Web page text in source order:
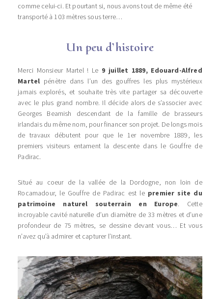
comme celui-ci. Et pourtant si, nous avons tout de même été
transporté à 103 mètres sous terre…
Un peu d’histoire
Merci Monsieur Martel ! Le 9 juillet 1889, Edouard-Alfred
Martel pénètre dans l’un des gouffres les plus mystérieux
jamais explorés, et souhaite très vite partager sa découverte
avec le plus grand nombre. Il décide alors de s’associer avec
Georges Beamish descendant de la famille de brasseurs
irlandais du même nom, pour financer son projet. De longs mois
de travaux débutent pour que le 1er novembre 1889, les
premiers visiteurs entament la descente dans le Gouffre de
Padirac.
Situé au coeur de la vallée de la Dordogne, non loin de
Rocamadour, le Gouffre de Padirac est le premier site du
patrimoine naturel souterrain en Europe. Cette
incroyable cavité naturelle d’un diamètre de 33 mètres et d’une
profondeur de 75 mètres, se dessine devant vous… Et vous
n’avez qu’à admirer et capturer l’instant.